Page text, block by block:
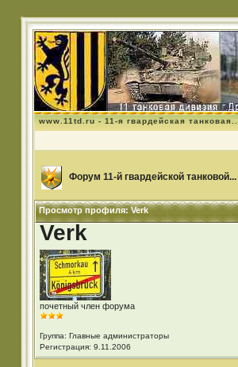
www.11td.ru - 11-я гвардейская танковая...
Форум 11-й гвардейской танковой...
Просмотр профиля: Verk
Verk
почетный член форума
Группа: Главные администраторы
Регистрация: 9.11.2006